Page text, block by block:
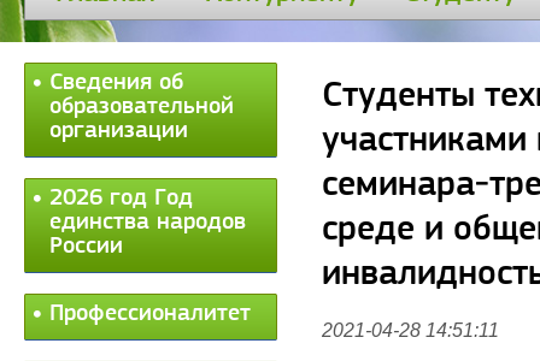
Сведения об
образовательной
организации
2026 год Год
единства народов
России
Профессионалитет
Студенты
семинара-
среде и
2021-04-28 14:51:11